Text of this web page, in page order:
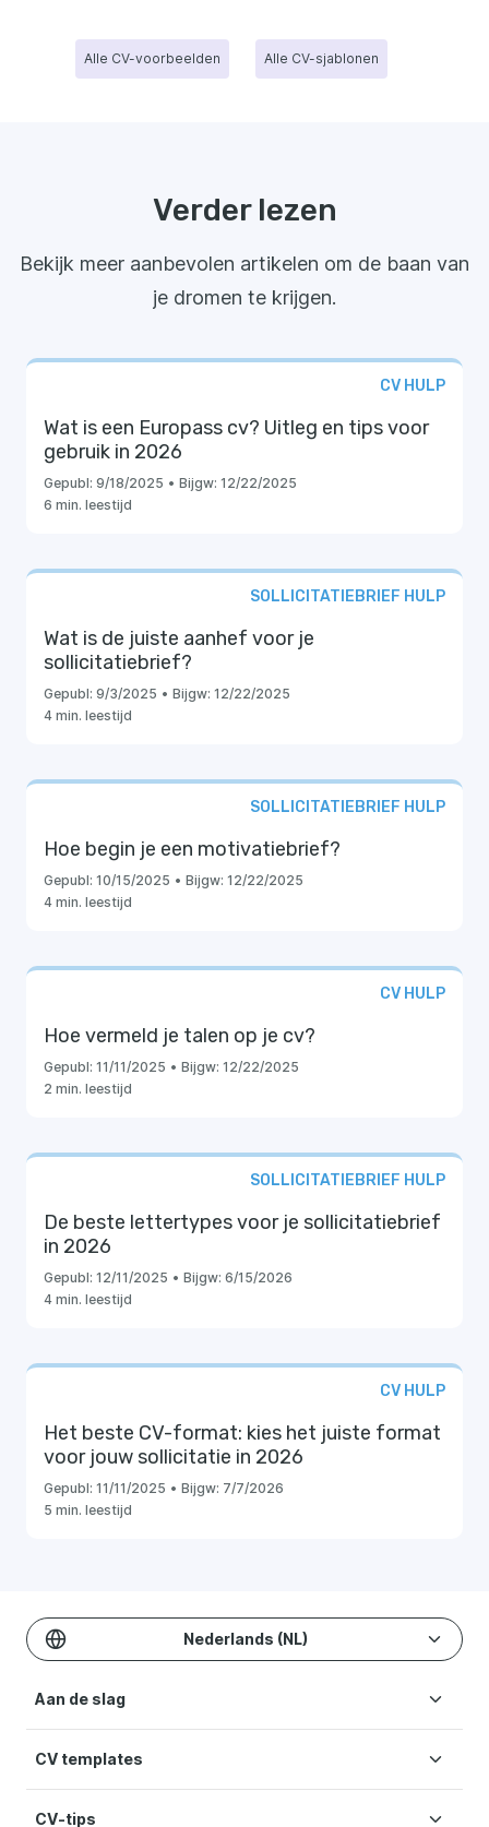
Alle CV-voorbeelden Alle CV-sjablonen
Verder lezen
Bekijk meer aanbevolen artikelen om de baan van
je dromen te krijgen.
CV HULP
Wat is een Europass cv? Uitleg en tips voor
gebruik in 2026
Gepubl: 9/18/2025 • Bijgw: 12/22/2025
6 min. leestijd
SOLLICITATIEBRIEF HULP
Wat is de juiste aanhef voor je
sollicitatiebrief?
Gepubl: 9/3/2025 • Bijgw: 12/22/2025
4 min. leestijd
SOLLICITATIEBRIEF HULP
Hoe begin je een motivatiebrief?
Gepubl: 10/15/2025 • Bijgw: 12/22/2025
4 min. leestijd
CV HULP
Hoe vermeld je talen op je cv?
Gepubl: 11/11/2025 • Bijgw: 12/22/2025
2 min. leestijd
SOLLICITATIEBRIEF HULP
De beste lettertypes voor je sollicitatiebrief
in 2026
Gepubl: 12/11/2025 • Bijgw: 6/15/2026
4 min. leestijd
CV HULP
Het beste CV-format: kies het juiste format
voor jouw sollicitatie in 2026
Gepubl: 11/11/2025 • Bijgw: 7/7/2026
5 min. leestijd
Nederlands (NL)
Aan de slag
CV maken
Kosten
CV templates
CV templates
CV-tips